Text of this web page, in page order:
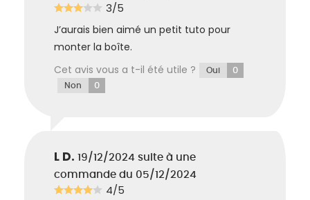
3/5
J’aurais bien aimé un petit tuto pour
monter la boîte.
Cet avis vous a t-il été utile ?
Oui 0
Non 0
L D.19/12/2024 suite à une
commande du 05/12/2024
4/5